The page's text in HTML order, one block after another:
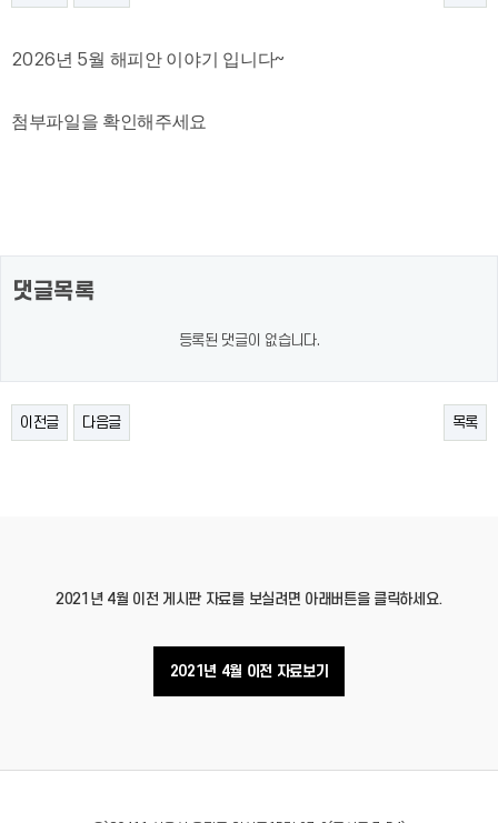
본문
2026년 5월 해피안 이야기 입니다~
첨부파일을 확인해주세요
댓글목록
등록된 댓글이 없습니다.
이전글 다음글 목록
2021년 4월 이전 게시판 자료를 보실려면 아래버튼을 클릭하세요.
2021년 4월 이전 자료보기